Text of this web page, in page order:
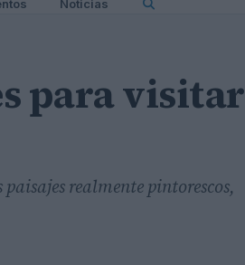
Noticias
para visitar
realmente pintorescos,